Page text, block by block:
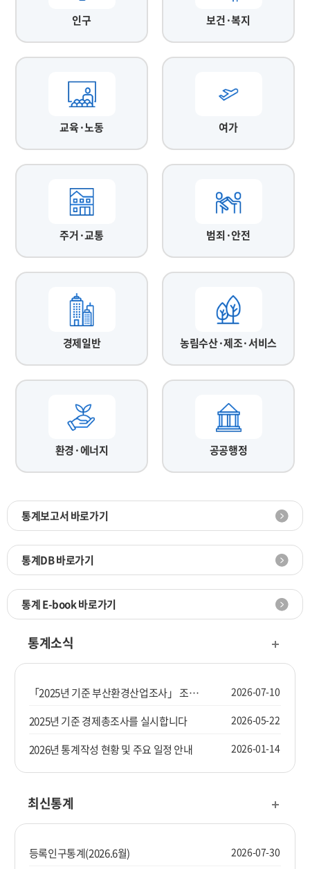
인구 보건·복지
교육·노동 여가
주거·교통 범죄·안전
경제일반 농림수산·제조·서비스
환경·에너지 공공행정
통계보고서 바로가기
통계DB 바로가기
통계 E-book 바로가기
통계소식
「2025년 기준 부산환경산업조사」 조사요원을 모집합니다. 2026-07-10
2025년 기준 경제총조사를 실시합니다 2026-05-22
2026년 통계작성 현황 및 주요 일정 안내 2026-01-14
최신통계
등록인구통계(2026.6월) 2026-07-30